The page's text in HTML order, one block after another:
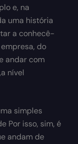
e, na
uma história
a conhecê-
do
andar com
nível
simples
Por isso, sim, é
andam de